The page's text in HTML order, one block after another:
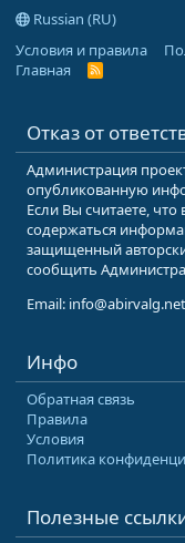
Russian (RU)
Условия и правила
Главная
R
Отказ от
Администрация
опубликованную
Если Вы считаете,
содержаться
защищенный
сообщить
Email: info@abirvalg.net
Инфо
Обратная связь
Правила
Условия
Политика
Полезные